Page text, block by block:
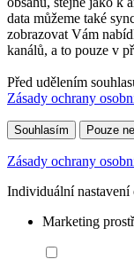
data můžeme také
zobrazovat Vám
kanálů, a to pouze v
Před udělením
Zásady ochrany
Souhlasím Pouze
Zásady ochrany
Individuální nastavení
Marketing